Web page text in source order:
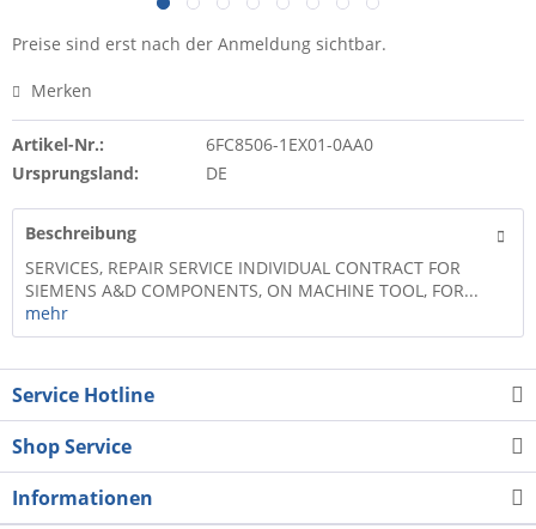
Preise sind erst nach der Anmeldung sichtbar.
Merken
Artikel-Nr.:
6FC8506-1EX01-0AA0
Ursprungsland:
DE
Beschreibung
SERVICES, REPAIR SERVICE INDIVIDUAL CONTRACT FOR
SIEMENS A&D COMPONENTS, ON MACHINE TOOL, FOR...
mehr
Service Hotline
Shop Service
Informationen